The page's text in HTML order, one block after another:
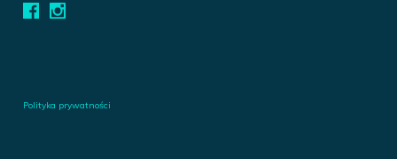
Polityka prywatności